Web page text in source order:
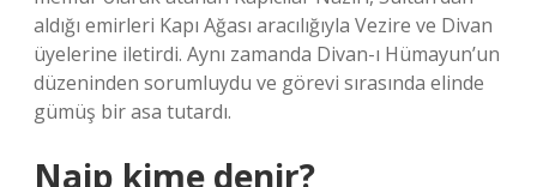
aldığı emirleri Kapı Ağası aracılığıyla Vezire ve Divan
üyelerine iletirdi. Aynı zamanda Divan-ı Hümayun’un
düzeninden sorumluydu ve görevi sırasında elinde
gümüş bir asa tutardı.
Naip kime denir?